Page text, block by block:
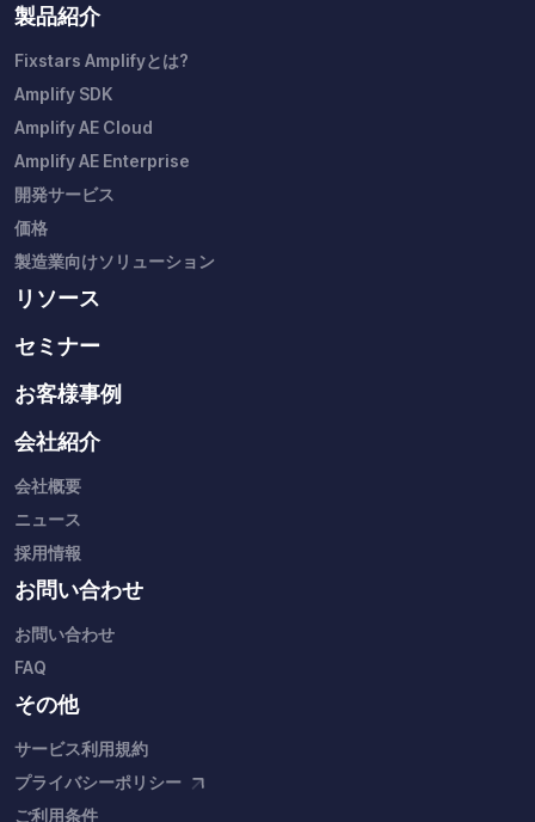
製品紹介
Fixstars Amplifyとは?
Amplify SDK
Amplify AE Cloud
Amplify AE Enterprise
開発サービス
価格
製造業向けソリューション
リソース
セミナー
お客様事例
会社紹介
会社概要
ニュース
採用情報
お問い合わせ
お問い合わせ
FAQ
その他
サービス利用規約
プライバシーポリシー
ご利用条件